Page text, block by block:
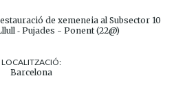
de xemeneia al Subsector 10
‐ Pujades - Ponent (22@)
LOCALITZACIÓ:
Barcelona